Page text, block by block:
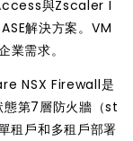
與Zscaler I
解決方案。VM
需求。
NSX Firewall是
態第7層防火牆（st
戶和多租戶部署